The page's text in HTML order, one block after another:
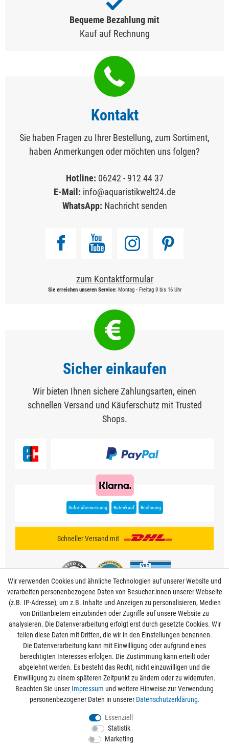
Bequeme Bezahlung mit
Kauf auf Rechnung
Kontakt
Sie haben Fragen zu Ihrer Bestellung, zum Sortiment,
haben Anmerkungen oder möchten uns folgen?
Hotline: 06242 - 912 44 37
E-Mail: info@aquaristikwelt24.de
WhatsApp: Nachricht senden
zum Kontaktformular
Sie erreichen unseren Service:Montag - Freitag 9 bis 16 Uhr
Sicher einkaufen
Wir bieten Ihnen sichere Zahlungsarten, einen
schnellen Versand und Käuferschutz mit Trusted
Shops.
Sofortüberweisung Ratenkauf Rechnung
Schneller Versand mit
Mein Konto
Informationen
Rechtliche Angaben
Alle Preise sind inkl. der gesetzlichen Mehrwertsteuer und zzgl.
Kostenloser Versand ab 50€ Bestellwert nur innerhalb Deutschlands.
Wir verwenden Cookies und ähnliche Technologien auf unserer Website und
verarbeiten personenbezogene Daten von Besucher:innen unserer Webseite
(z.B. IP-Adresse), um z.B. Inhalte und Anzeigen zu personalisieren, Medien
von Drittanbietern einzubinden oder Zugriffe auf unsere Website zu
analysieren. Die Datenverarbeitung erfolgt erst durch gesetzte Cookies. Wir
teilen diese Daten mit Dritten, die wir in den Einstellungen benennen.
Die Datenverarbeitung kann mit Einwilligung oder aufgrund eines
berechtigten Interesses erfolgen. Die Zustimmung kann erteilt oder
abgelehnt werden. Es besteht das Recht, nicht einzuwilligen und die
Einwilligung zu einem späteren Zeitpunkt zu ändern oder zu widerrufen.
Beachten Sie unser Impressum und weitere Hinweise zur Verwendung
personenbezogener Daten in unserer Daten­schutz­erklärung.
Essenziell
Statistik
Marketing